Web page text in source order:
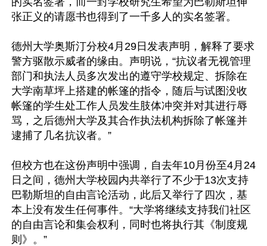
张正义的请愿书也得到了一千多人的实名签署。
德州大学奥斯汀分校4月29日发表声明，解释了要求
警方驱散示威者的缘由。声明说，“抗议者无视管理
部门和执法人员多次发出的遵守学校规定、拆除在
大学南草坪上搭建的帐篷的指令，随后与试图没收
帐篷的学生处工作人员发生肢体冲突并对其进行辱
骂，之后德州大学及其合作执法机构拆除了帐篷并
逮捕了几名抗议者。”
但校方也在这份声明中强调，自去年10月份至4月24
日之间，德州大学校园内共举行了不少于13次支持
巴勒斯坦的自由言论活动，此后又举行了四次，基
本上没有发生任何事件。“大学将继续支持我们社区
的自由言论和集会权利，同时也将执行其《制度规
则》。”